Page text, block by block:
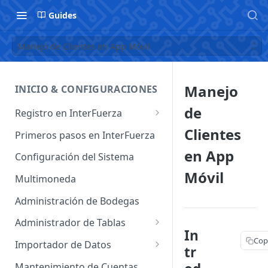
Guides
Manejo de Clientes en App Móvil
INICIO & CONFIGURACIONES
Registro en InterFuerza
Iniciar Sesión en InterFuerza
Recuperar Contraseña
Cómo pagar en línea sus
Primeros pasos en InterFuerza
Configuración del Sistema
Multimoneda
Administración de Bodegas
Administrador de Tablas
Administrador de Tablas de
Clientes
Importador de Datos
Importador de Cuentas
Manejo
de
Clientes
en App
Móvil
In
tr